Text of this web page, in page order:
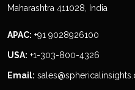
Maharashtra 411028, India
APAC: +91 9028926100
USA: +1-303-800-4326
Email: